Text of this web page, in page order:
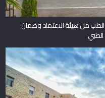
من هيئة الاعتماد وضمان
الطبي